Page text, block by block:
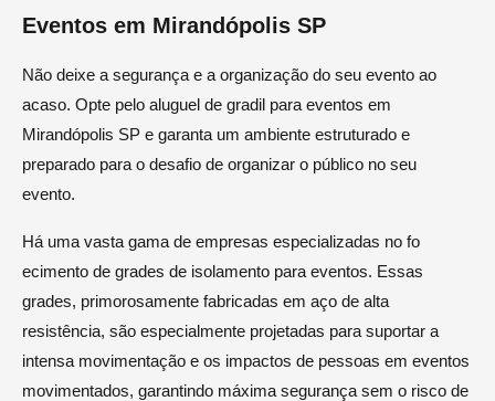
Eventos em Mirandópolis SP
Não deixe a segurança e a organização do seu evento ao
acaso. Opte pelo aluguel de gradil para eventos em
Mirandópolis SP e garanta um ambiente estruturado e
preparado para o desafio de organizar o público no seu
evento.
Há uma vasta gama de empresas especializadas no fo
ecimento de grades de isolamento para eventos. Essas
grades, primorosamente fabricadas em aço de alta
resistência, são especialmente projetadas para suportar a
intensa movimentação e os impactos de pessoas em eventos
movimentados, garantindo máxima segurança sem o risco de